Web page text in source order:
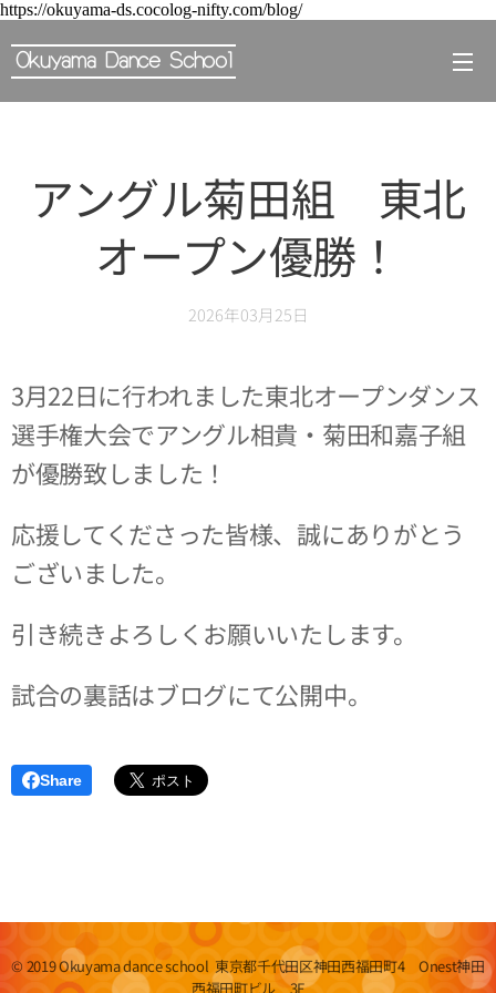
https://okuyama-ds.cocolog-nifty.com/blog/
Okuyama Dance School
アングル菊田組 東北
オープン優勝！
2026年03月25日
3月22日に行われました東北オープンダンス
選手権大会でアングル相貴・菊田和嘉子組
が優勝致しました！
応援してくださった皆様、誠にありがとう
ございました。
引き続きよろしくお願いいたします。
試合の裏話はブログにて公開中。
Share
© 2019 Okuyama dance school 東京都千代田区神田西福田町4 Onest神田
西福田町ビル 3F